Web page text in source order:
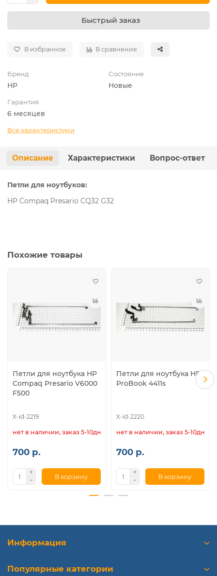
Быстрый заказ
В избранное В сравнение
Бренд
HP
Состояние
Новые
Гарантия
6 месяцев
Все характеристики
Описание Характеристики Вопрос-ответ
Петли для ноутбуков:
HP Compaq Presario CQ32 G32
Похожие товары
Петли для ноутбука HP
Compaq Presario V6000
F500
X-id-2219
нет в наличии, заказ 5-10дн.
700 р.
В корзину
Петли для ноутбука HP
ProBook 4411s
X-id-2220
нет в наличии, заказ 5-10дн.
700 р.
В корзину
Информация
Популярные категории